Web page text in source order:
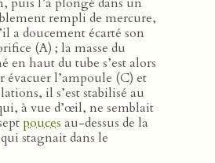
rempli de mercure,
a doucement écarté son
(A) ; la masse du
en haut du tube s’est alors
évacuer l’ampoule (C) et
il s’est stabilisé au
à vue d’œil, ne semblait
pouces au-dessus de la
stagnait dans le